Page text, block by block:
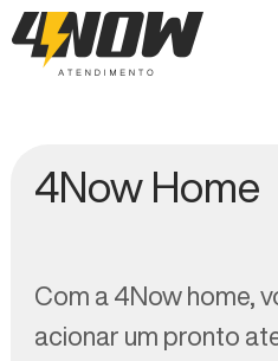
4Now Home
Com a 4Now home,
acionar um pronto